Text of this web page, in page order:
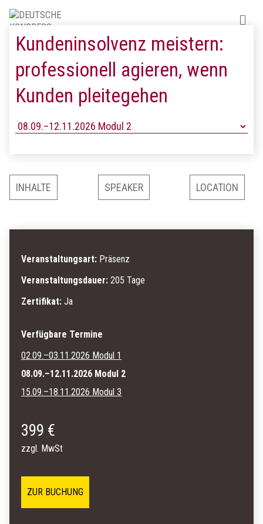
Kundeninsolvenz meistern:
professionell agieren, wenn
Kunden pleitegehen
INHALTE SPEAKER LOCATION
Veranstaltungsart: Präsenz
Veranstaltungsdauer: 205 Tage
Zertifikat: Ja
Verfügbare Termine
02.09.–03.11.2026 Modul 1
08.09.–12.11.2026 Modul 2
15.09.–18.11.2026 Modul 3
399 €
zzgl. MwSt
ZUR BUCHUNG